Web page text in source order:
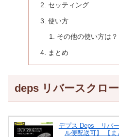
セッティング
使い方
その他の使い方は？
まとめ
deps リバースクロー
デプス Deps リバ
ル便配送可】 【ま